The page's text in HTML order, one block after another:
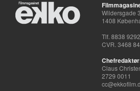
Wildersgade
1408
Tlf. 8838 9292
CVR. 3468
Claus
2729 0011